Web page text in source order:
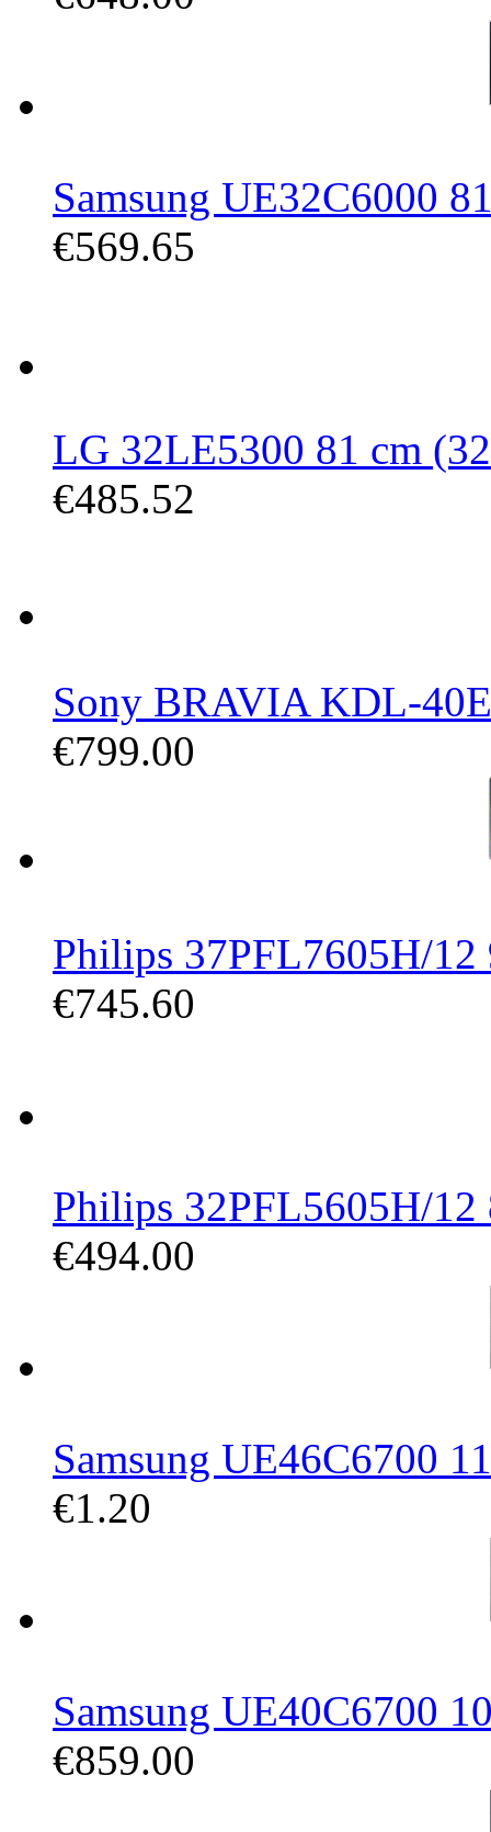
Samsung UE32C6000
€569.65
LG 32LE5300 81 cm
€485.52
Sony BRAVIA KDL-
€799.00
Philips 37PFL7605H/
€745.60
Philips 32PFL5605H/
€494.00
Samsung UE46C6700
€1.20
Samsung UE40C6700
€859.00